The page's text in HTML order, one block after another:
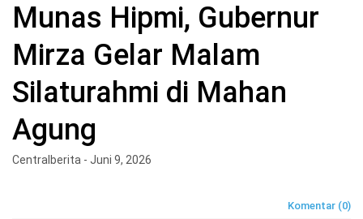
KOTA
BANDAR
METRO
DPRD
PROVINSI
DPRD
KOTA
LAMPUNG
SUMSEL
BANTEN
Munas Hipmi, Gubernur
Mirza Gelar Malam
Silaturahmi di Mahan
Agung
Centralberita - Juni 9, 2026
Komentar (0)